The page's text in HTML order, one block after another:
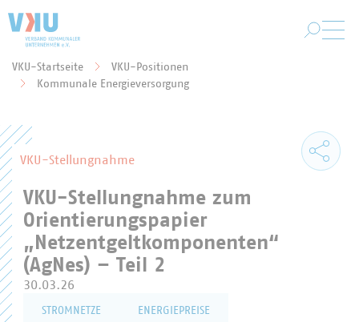
Sie befinden sich hier:
VKU-Startseite
VKU-Positionen
Kommunale Energieversorgung
VKU-Stellungnahme
VKU-Stellungnahme zum
Orientierungspapier
„Netzentgeltkomponenten“
(AgNes) – Teil 2
30.03.26
STROMNETZE ENERGIEPREISE